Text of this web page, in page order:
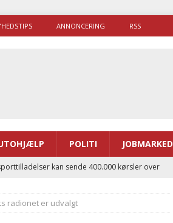
ANNONCERING RSS
POLITI JOBMARKED
kan sende 400.000 kørsler over
til Samsø
radionet er udvalgt